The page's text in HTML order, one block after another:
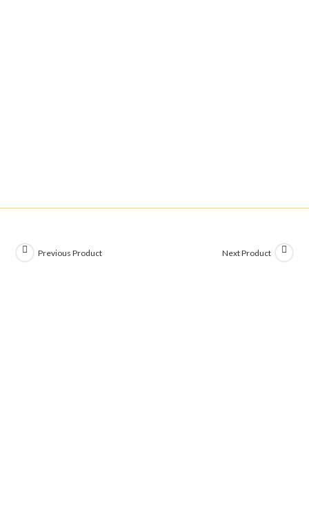
Previous Product Next Product